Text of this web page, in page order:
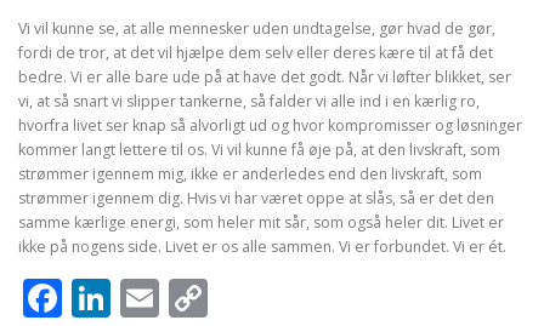
Vi vil kunne se, at alle mennesker uden undtagelse, gør hvad de gør,
fordi de tror, at det vil hjælpe dem selv eller deres kære til at få det
bedre. Vi er alle bare ude på at have det godt. Når vi løfter blikket, ser
vi, at så snart vi slipper tankerne, så falder vi alle ind i en kærlig ro,
hvorfra livet ser knap så alvorligt ud og hvor kompromisser og løsninger
kommer langt lettere til os. Vi vil kunne få øje på, at den livskraft, som
strømmer igennem mig, ikke er anderledes end den livskraft, som
strømmer igennem dig. Hvis vi har været oppe at slås, så er det den
samme kærlige energi, som heler mit sår, som også heler dit. Livet er
ikke på nogens side. Livet er os alle sammen. Vi er forbundet. Vi er ét.
Facebook
LinkedIn
Email